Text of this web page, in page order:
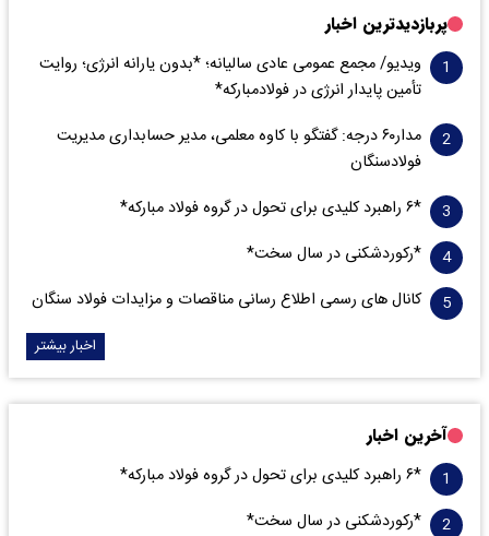
پربازدیدترین اخبار
ویدیو/ مجمع عمومی عادی سالیانه؛ *بدون یارانه انرژی؛ روایت
تأمین پایدار انرژی در فولادمبارکه*
مدار‌۶٠ درجه: گفتگو با کاوه معلمی، مدیر حسابداری مدیریت
فولادسنگان
*۶ راهبرد کلیدی برای تحول در گروه فولاد مبارکه*
*رکوردشکنی در سال سخت*
کانال های رسمی اطلاع رسانی مناقصات و مزایدات فولاد سنگان
اخبار بیشتر
آخرین اخبار
*۶ راهبرد کلیدی برای تحول در گروه فولاد مبارکه*
*رکوردشکنی در سال سخت*